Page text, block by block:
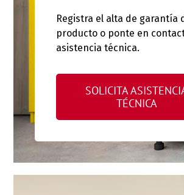
Registra el alta de garantía
producto o ponte en
asistencia técnica.
SOLICITA
TÉCNICA